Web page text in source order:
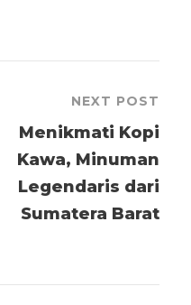
NEXT POST
Menikmati Kopi
Kawa, Minuman
Legendaris dari
Sumatera Barat